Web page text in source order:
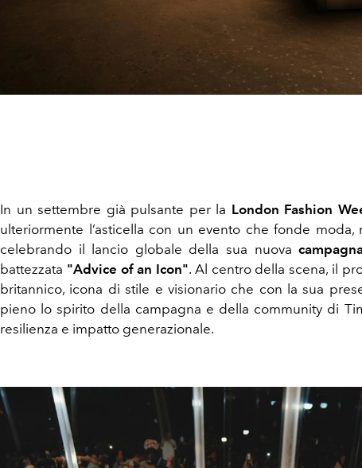
In un settembre già pulsante per la London Fashion
ulteriormente l’asticella con un evento che fonde moda,
celebrando il lancio globale della sua nuova
battezzata "Advice of an Icon". Al centro della scena, il
britannico, icona di stile e visionario che con la sua
pieno lo spirito della campagna e della community di
resilienza e impatto generazionale.